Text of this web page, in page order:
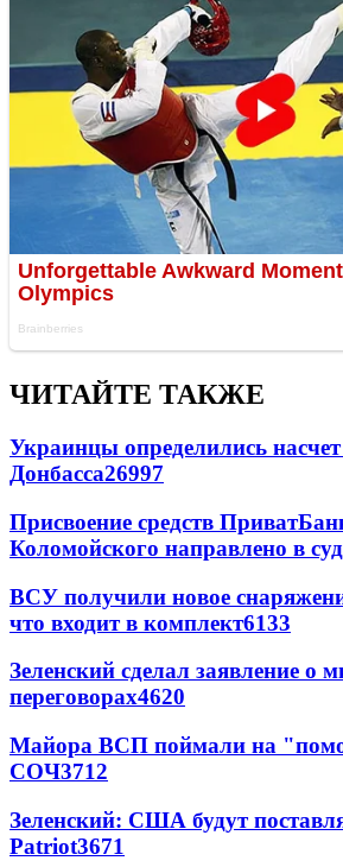
ЧИТАЙТЕ ТАКЖЕ
Украинцы определились
Донбасса26997
Присвоение средств
Коломойского направлено в суд
ВСУ получили новое
что входит в комплект6133
Зеленский сделал заявление о
переговорах4620
Майора ВСП поймали на
СОЧ3712
Зеленский: США будут
Patriot3671